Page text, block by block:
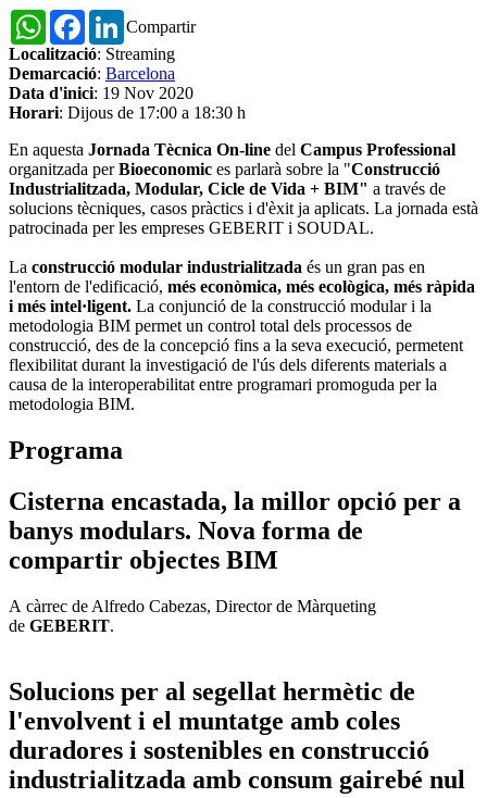
Compartir
WhatsAppFacebookLinkedIn
Localització: Streaming
Demarcació: Barcelona
Data d'inici: 19 Nov 2020
Horari: Dijous de 17:00 a 18:30 h
En aquesta Jornada Tècnica On-line del Campus Professional
organitzada perBioeconomic es parlarà sobre la "Construcció
Industrialitzada, Modular, Cicle de Vida + BIM" a través de
solucions tècniques, casos pràctics i d'èxit ja aplicats. La jornada està
patrocinada per les empreses GEBERIT i SOUDAL.
La construcció modular industrialitzada és un gran pas en
l'entorn de l'edificació, més econòmica, més ecològica, més ràpida
i més intel·ligent. La conjunció de la construcció modular i la
metodologia BIM permet un control total dels processos de
construcció, des de la concepció fins a la seva execució, permetent
flexibilitat durant la investigació de l'ús dels diferents materials a
causa de la interoperabilitat entre programari promoguda per la
metodologia BIM.
Programa
Cisterna encastada, la millor opció per a
banys modulars. Nova forma de
compartir objectes BIM
A càrrec de Alfredo Cabezas, Director de Màrqueting
de GEBERIT.
Solucions per al segellat hermètic de
l'envolvent i el muntatge amb coles
duradores i sostenibles en construcció
industrialitzada amb consum gairebé nul